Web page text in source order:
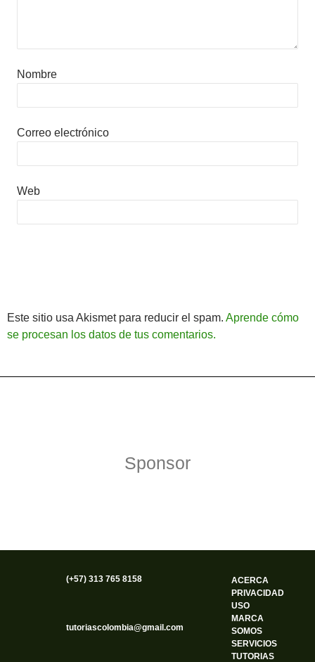
Nombre
Correo electrónico
Web
Este sitio usa Akismet para reducir el spam. Aprende cómo
se procesan los datos de tus comentarios.
Sponsor
(+57) 313 765 8158
tutoriascolombia@gmail.com
ACERCA
PRIVACIDAD
USO
MARCA
SOMOS
SERVICIOS
TUTORIAS